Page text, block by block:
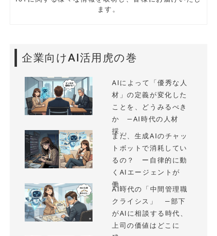
ます。
企業向けAI活用虎の巻
AIによって「優秀な人
材」の定義が変化した
ことを、どうみるべき
か —AI時代の人材
採...
まだ、生成AIのチャッ
トボットで消耗してい
るの？ ー自律的に動
くAIエージェントが
働...
AI時代の「中間管理職
クライシス」 —部下
がAIに相談する時代、
上司の価値はどこに